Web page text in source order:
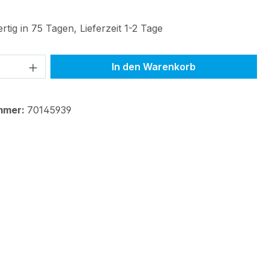
in 75 Tagen, Lieferzeit 1-2 Tage
Anzahl: Gib den gewünschten Wert
In den Warenkorb
70145939